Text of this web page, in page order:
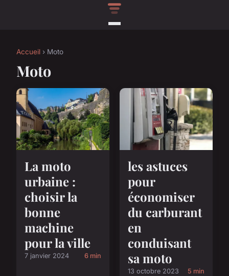
Accueil › Moto
Moto
La moto
urbaine :
choisir la
bonne
machine
pour la ville
7 janvier 2024 6 min
les astuces
pour
économiser
du carburant
en
conduisant
sa moto
13 octobre 2023 5 min